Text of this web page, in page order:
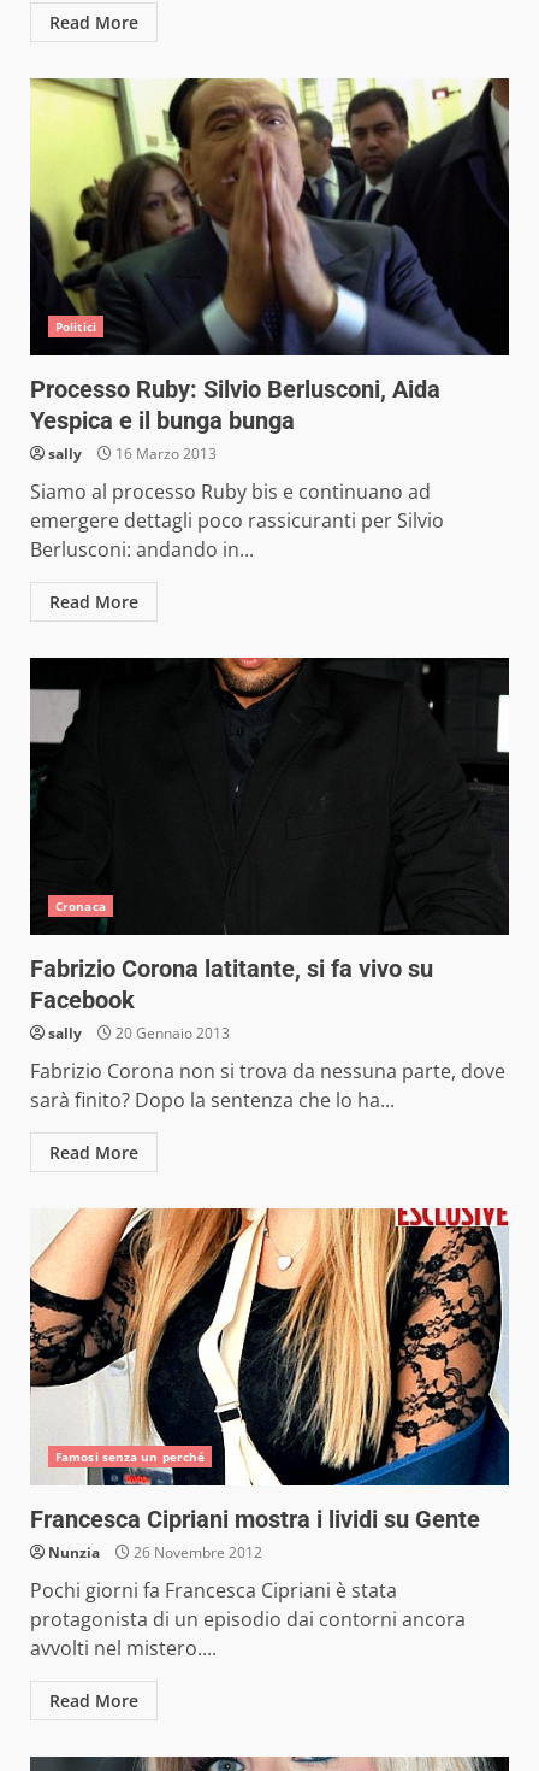
Read More
Politici
Processo Ruby: Silvio Berlusconi, Aida
Yespica e il bunga bunga
sally 16 Marzo 2013
Siamo al processo Ruby bis e continuano ad
emergere dettagli poco rassicuranti per Silvio
Berlusconi: andando in...
Read More
Cronaca
Fabrizio Corona latitante, si fa vivo su
Facebook
sally 20 Gennaio 2013
Fabrizio Corona non si trova da nessuna parte, dove
sarà finito? Dopo la sentenza che lo ha...
Read More
Famosi senza un perché
Francesca Cipriani mostra i lividi su Gente
Nunzia 26 Novembre 2012
Pochi giorni fa Francesca Cipriani è stata
protagonista di un episodio dai contorni ancora
avvolti nel mistero....
Read More